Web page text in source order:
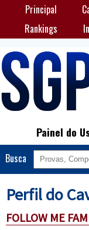
Principal
Rankings
Painel do
Busca
Perfil do
FOLLOW ME